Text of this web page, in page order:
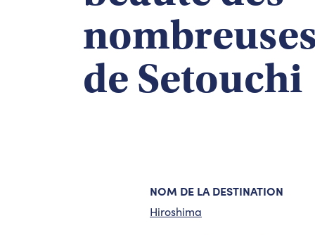
de Setouchi
NOM DE LA DESTINATION
Hiroshima